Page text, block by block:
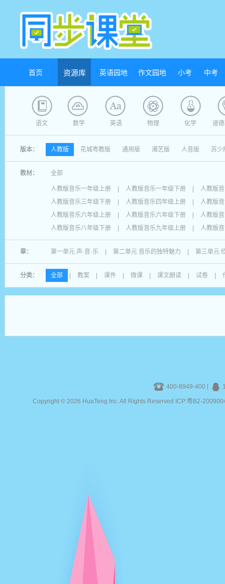
首页 资源库 英语园地 作文园地 小考 中考
语文 数学 英语 物理 化学 道
版本： 人教版 花城粤教版 通用版 湘艺版 人音版 苏少
教材： 全部
人教版音乐一年级上册 人教版音乐一年级下册
人教版
人教版音乐三年级下册
人教版音乐四年级上册
人教版
人教版音乐六年级上册
人教版音乐六年级下册
人教版
人教版音乐八年级下册
人教版音乐九年级上册 人教版
章： 第一单元 声·音·乐 第二单元 音乐的独特魅力 第三单元
分类： 全部 教案 课件 微课 课文朗读 试卷
400-8949-400
Copyright © 2026 HuaTeng Inc. All Rights Reserved ICP:粤B2-